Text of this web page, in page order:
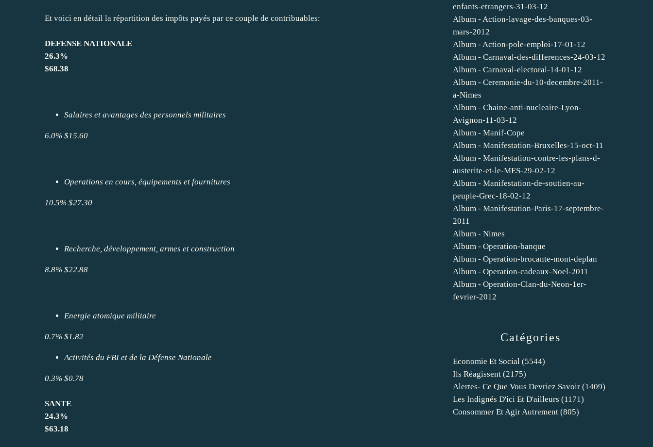
Et voici en détail la répartition des impôts payés par ce couple de contribuables:
DEFENSE NATIONALE
26.3%
$68.38
Salaires et avantages des personnels militaires
6.0% $15.60
Operations en cours, équipements et fournitures
10.5% $27.30
Recherche, développement, armes et construction
8.8% $22.88
Energie atomique militaire
0.7% $1.82
Activités du FBI et de la Défense Nationale
0.3% $0.78
SANTE
24.3%
$63.18
Catégories
Economie Et Social (5544)
Ils Réagissent (2175)
Alertes- Ce Que Vous Devriez Savoir (1409)
Les Indignés D'ici Et D'ailleurs (1171)
Consommer Et Agir Autrement (805)
enfants-etrangers-31-03-12
Album - Action-lavage-des-banques-03-
mars-2012
Album - Action-pole-emploi-17-01-12
Album - Carnaval-des-differences-24-03-12
Album - Carnaval-electoral-14-01-12
Album - Ceremonie-du-10-decembre-2011-
a-Nimes
Album - Chaine-anti-nucleaire-Lyon-
Avignon-11-03-12
Album - Manif-Cope
Album - Manifestation-Bruxelles-15-oct-11
Album - Manifestation-contre-les-plans-d-
austerite-et-le-MES-29-02-12
Album - Manifestation-de-soutien-au-
peuple-Grec-18-02-12
Album - Manifestation-Paris-17-septembre-
2011
Album - Nimes
Album - Operation-banque
Album - Operation-brocante-mont-deplan
Album - Operation-cadeaux-Noel-2011
Album - Operation-Clan-du-Neon-1er-
fevrier-2012